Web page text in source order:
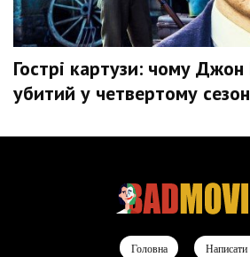
Гострі картузи: чому
убитий у четвертому
Головна Написати